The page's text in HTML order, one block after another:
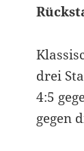
drei
4:5
gegen